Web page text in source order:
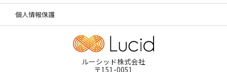
個人情報保護
ルーシッド株式会社
〒151-0051